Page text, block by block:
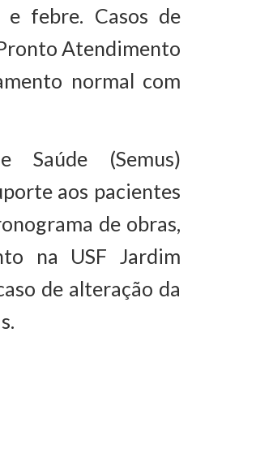
e febre. Casos de
Atendimento
normal com
Saúde (Semus)
aos pacientes
de obras,
na USF Jardim
de alteração da